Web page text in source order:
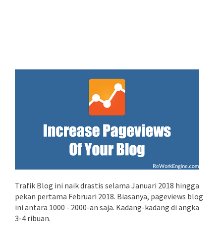
Trafik Blog ini naik drastis selama Januari 2018 hingga
pekan pertama Februari 2018. Biasanya, pageviews blog
ini antara 1000 - 2000-an saja. Kadang-kadang di angka
3-4 ribuan.